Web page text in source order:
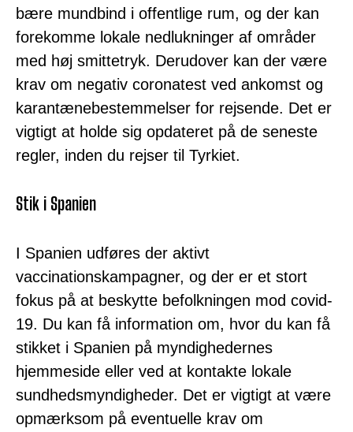
bære mundbind i offentlige rum, og der kan
forekomme lokale nedlukninger af områder
med høj smittetryk. Derudover kan der være
krav om negativ coronatest ved ankomst og
karantænebestemmelser for rejsende. Det er
vigtigt at holde sig opdateret på de seneste
regler, inden du rejser til Tyrkiet.
Stik i Spanien
I Spanien udføres der aktivt
vaccinationskampagner, og der er et stort
fokus på at beskytte befolkningen mod covid-
19. Du kan få information om, hvor du kan få
stikket i Spanien på myndighedernes
hjemmeside eller ved at kontakte lokale
sundhedsmyndigheder. Det er vigtigt at være
opmærksom på eventuelle krav om